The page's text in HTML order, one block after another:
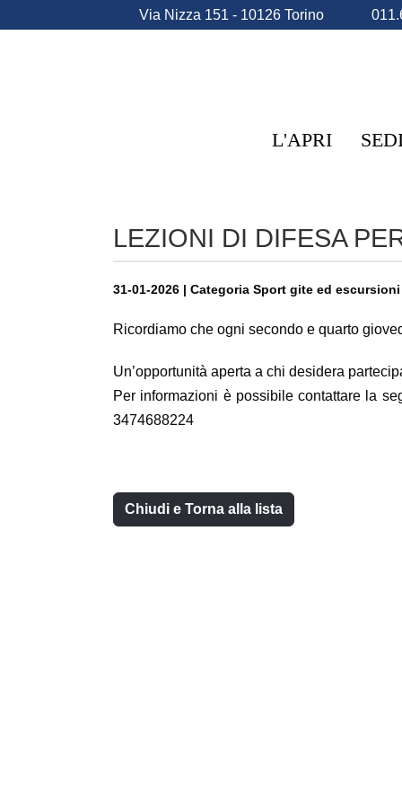
Via Nizza 151 - 10126 Torino
L'APRI
LEZIONI DI DIFESA
31-01-2026 | Categoria Sport gite ed escursioni
Ricordiamo che ogni secondo e quarto
Un’opportunità aperta a chi desidera
Per informazioni è possibile contattare la
3474688224
Chiudi e Torna alla lista